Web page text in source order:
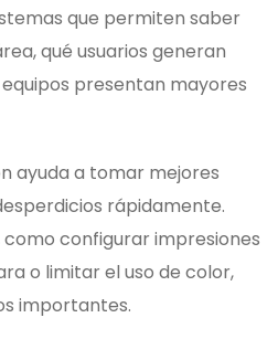
que permiten saber
qué usuarios generan
presentan mayores
ayuda a tomar mejores
rápidamente.
como configurar impresiones
o limitar el uso de color,
importantes.